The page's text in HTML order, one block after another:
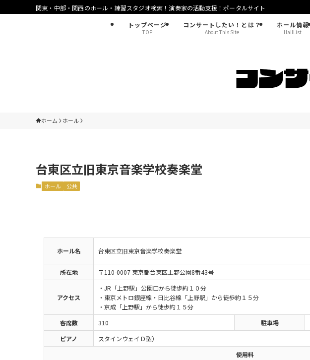
関東・中部・関西のホール・練習スタジオ検索！演奏家の活動支援！ポータルサイト
トップページ
TOP
コンサートしたい！とは？
About This Site
ホール情報
HallList
ホーム ホール
台東区立旧東京音楽学校奏楽堂
ホール 公共
ホール名 台東区立旧東京音楽学校奏楽堂
所在地 〒110-0007 東京都台東区上野公園8番43号
アクセス
・JR「上野駅」公園口から徒歩約１０分
・東京メトロ銀座線・日比谷線「上野駅」から徒歩約１５分
・京成「上野駅」から徒歩約１５分
客席数
310
駐車場
ピアノ
スタインウェイＤ型）
使用料